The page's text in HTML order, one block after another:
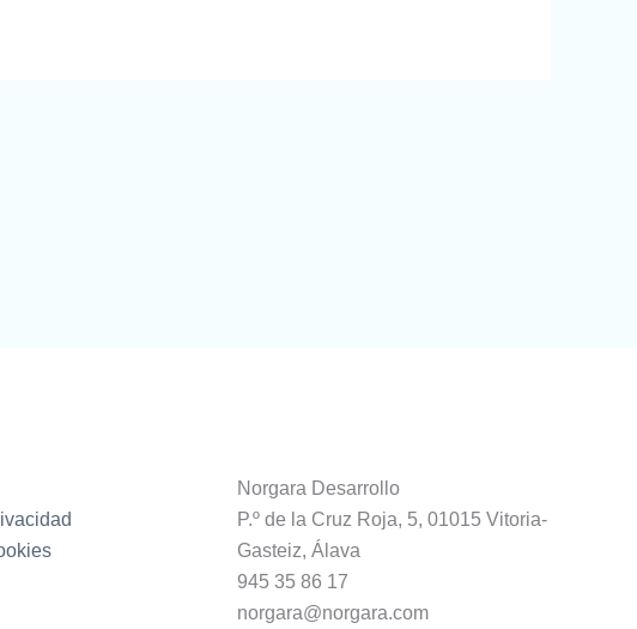
Norgara Desarrollo
P.º de la Cruz Roja, 5, 01015 Vitoria-
Gasteiz, Álava
945 35 86 17
norgara@norgara.com